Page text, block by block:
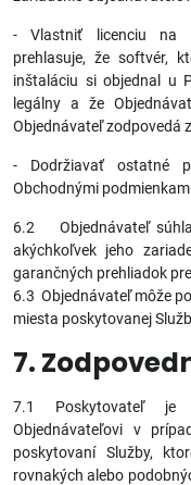
- Vlastniť licenciu na
prehlasuje, že softvér,
inštaláciu si objednal u
legálny a že
Objednávateľ zodpovedá
- Dodržiavať ostatné
Obchodnými
6.2 Objednávateľ
akýchkoľvek jeho
garančných prehliadok
6.3 Objednávateľ môže
miesta poskytovanej
7.
7.1 Poskytovateľ je
Objednávateľovi v
poskytovaní Služby,
rovnakých alebo